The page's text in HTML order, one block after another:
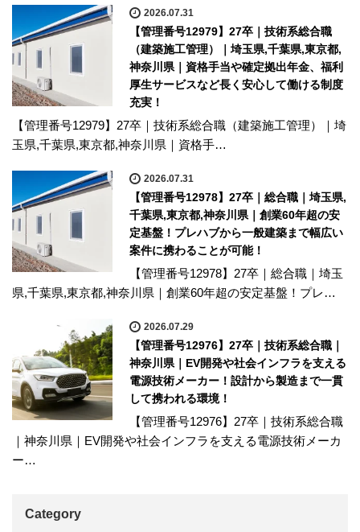
2026.07.31
【管理番号12979】27卒｜技術系総合職
（建築施工管理）｜埼玉県,千葉県,東京都,
神奈川県｜資格手当や確定拠出年金、福利
厚生サービスなど長く安心して働ける制度
充実！
【管理番号12979】27卒｜技術系総合職（建築施工管理）｜埼
玉県,千葉県,東京都,神奈川県｜資格手…
2026.07.31
【管理番号12978】27卒｜総合職｜埼玉県,
千葉県,東京都,神奈川県｜創業60年超の安
定基盤！プレハブから一般建築まで幅広い
案件に携わることが可能！
【管理番号12978】27卒｜総合職｜埼玉
県,千葉県,東京都,神奈川県｜創業60年超の安定基盤！プレ…
2026.07.29
【管理番号12976】27卒｜技術系総合職｜
神奈川県｜EV開発や社会インフラを支える
電源技術メーカー！設計から製造まで一貫
して携われる環境！
【管理番号12976】27卒｜技術系総合職
｜神奈川県｜EV開発や社会インフラを支える電源技術メーカ
ー…
Category